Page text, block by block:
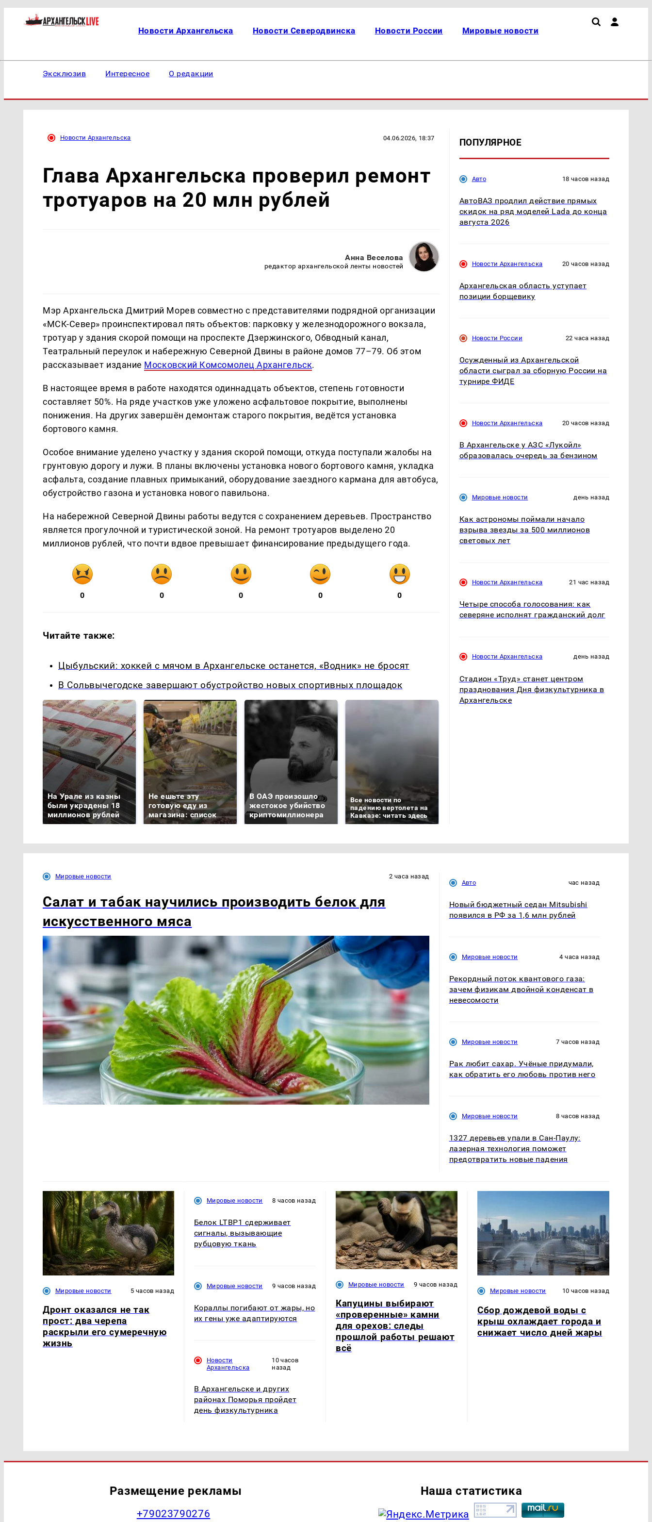
Новости Архангельска Новости Северодвинска Новости России Мировые новости
Эксклюзив Интересное О редакции
Новости Архангельска 04.06.2026, 18:37
Глава Архангельска проверил ремонт
тротуаров на 20 млн рублей
Анна Веселова
редактор архангельской ленты новостей
Мэр Архангельска Дмитрий Морев совместно с представителями подрядной организации
«МСК-Север» проинспектировал пять объектов: парковку у железнодорожного вокзала,
тротуар у здания скорой помощи на проспекте Дзержинского, Обводный канал,
Театральный переулок и набережную Северной Двины в районе домов 77–79. Об этом
рассказывает издание Московский Комсомолец Архангельск.
В настоящее время в работе находятся одиннадцать объектов, степень готовности
составляет 50%. На ряде участков уже уложено асфальтовое покрытие, выполнены
понижения. На других завершён демонтаж старого покрытия, ведётся установка
бортового камня.
Особое внимание уделено участку у здания скорой помощи, откуда поступали жалобы на
грунтовую дорогу и лужи. В планы включены установка нового бортового камня, укладка
асфальта, создание плавных примыканий, оборудование заездного кармана для автобуса,
обустройство газона и установка нового павильона.
На набережной Северной Двины работы ведутся с сохранением деревьев. Пространство
является прогулочной и туристической зоной. На ремонт тротуаров выделено 20
миллионов рублей, что почти вдвое превышает финансирование предыдущего года.
0 0 0 0 0
Читайте также:
Цыбульский: хоккей с мячом в Архангельске останется, «Водник» не бросят
В Сольвычегодске завершают обустройство новых спортивных площадок
На Урале из казны
были украдены 18
миллионов рублей
Не ешьте эту
готовую еду из
магазина: список
В ОАЭ произошло
жестокое убийство
криптомиллионера
Все новости по
падению вертолета на
Кавказе: читать здесь
ПОПУЛЯРНОЕ
Авто 18 часов назад
АвтоВАЗ продлил действие прямых
скидок на ряд моделей Lada до конца
августа 2026
Новости Архангельска 20 часов назад
Архангельская область уступает
позиции борщевику
Новости России 22 часа назад
Осужденный из Архангельской
области сыграл за сборную России на
турнире ФИДЕ
Новости Архангельска 20 часов назад
В Архангельске у АЗС «Лукойл»
образовалась очередь за бензином
Мировые новости день назад
Как астрономы поймали начало
взрыва звезды за 500 миллионов
световых лет
Новости Архангельска 21 час назад
Четыре способа голосования: как
северяне исполнят гражданский долг
Новости Архангельска день назад
Стадион «Труд» станет центром
празднования Дня физкультурника в
Архангельске
Мировые новости 2 часа назад
Салат и табак научились производить белок для
искусственного мяса
Авто час назад
Новый бюджетный седан Mitsubishi
появился в РФ за 1,6 млн рублей
Мировые новости 4 часа назад
Рекордный поток квантового газа:
зачем физикам двойной конденсат в
невесомости
Мировые новости 7 часов назад
Рак любит сахар. Учёные придумали,
как обратить его любовь против него
Мировые новости 8 часов назад
1327 деревьев упали в Сан-Паулу:
лазерная технология поможет
предотвратить новые падения
Мировые новости 5 часов назад
Дронт оказался не так
прост: два черепа
раскрыли его сумеречную
жизнь
Мировые новости 8 часов назад
Белок LTBP1 сдерживает
сигналы, вызывающие
рубцовую ткань
Мировые новости 9 часов назад
Кораллы погибают от жары, но
их гены уже адаптируются
Новости
Архангельска
10 часов
назад
В Архангельске и других
районах Поморья пройдет
день физкультурника
Мировые новости 9 часов назад
Капуцины выбирают
«проверенные» камни
для орехов: следы
прошлой работы решают
всё
Мировые новости 10 часов назад
Сбор дождевой воды с
крыш охлаждает города и
снижает число дней жары
Размещение рекламы
+79023790276
Наша статистика